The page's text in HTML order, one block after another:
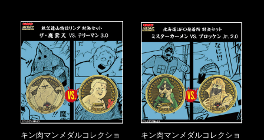
ル(非売品)付
キン肉マンメダルコレクショ
キン肉マンメダルコレクショ